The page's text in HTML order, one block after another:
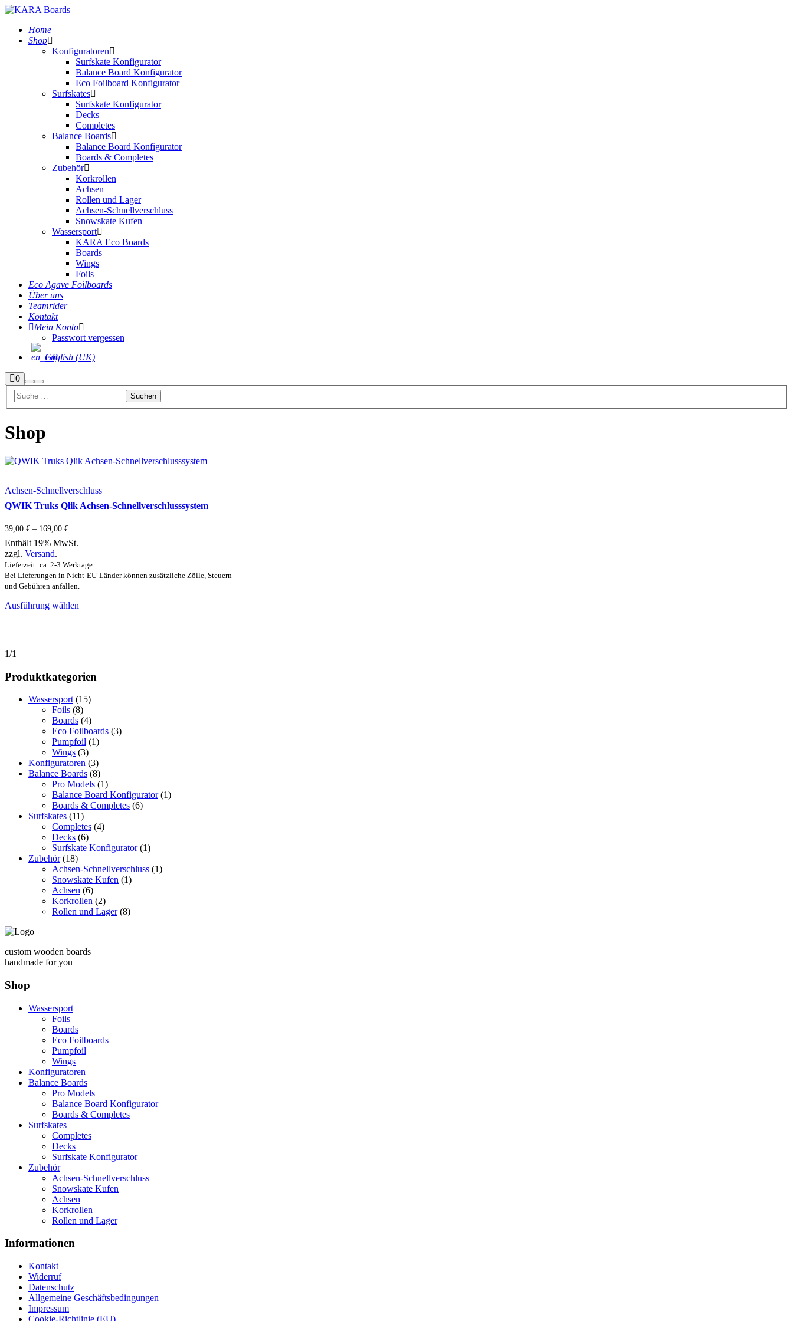
Home
Shop
Konfiguratoren
Surfskate Konfigurator
Balance Board Konfigurator
Eco Foilboard Konfigurator
Surfskates
Surfskate Konfigurator
Decks
Completes
Balance Boards
Balance Board Konfigurator
Boards & Completes
Zubehör
Korkrollen
Achsen
Rollen und Lager
Achsen-Schnellverschluss
Snowskate Kufen
Wassersport
KARA Eco Boards
Boards
Wings
Foils
Eco Agave Foilboards
Über uns
Teamrider
Kontakt
Mein Konto
Passwort vergessen
English (UK)
0Seitenleiste
ShopSuchen
Hauptmenü
Shop
Achsen-Schnellverschluss
QWIK Truks Qlik Achsen-Schnellverschlusssystem
39,00 € – 169,00 €Preisspanne:
39,00 €
bis
Enthält 19% MwSt.
zzgl. Versand.
Lieferzeit: ca. 2-3 Werktage
Bei Lieferungen in Nicht-EU-Länder können zusätzliche Zölle, Steuern
und Gebühren anfallen.
Ausführung wählenProdukt
können
der
Produktseite
gewählt
werden
1/1
Produktkategorien
Wassersport (15)
Foils (8)
Boards (4)
Eco Foilboards (3)
Pumpfoil (1)
Wings (3)
Konfiguratoren (3)
Balance Boards (8)
Pro Models (1)
Balance Board Konfigurator (1)
Boards & Completes (6)
Surfskates (11)
Completes (4)
Decks (6)
Surfskate Konfigurator (1)
Zubehör (18)
Achsen-Schnellverschluss (1)
Snowskate Kufen (1)
Achsen (6)
Korkrollen (2)
Rollen und Lager (8)
custom wooden boards
handmade for you
Shop
Wassersport
Foils
Boards
Eco Foilboards
Pumpfoil
Wings
Konfiguratoren
Balance Boards
Pro Models
Balance Board Konfigurator
Boards & Completes
Surfskates
Completes
Decks
Surfskate Konfigurator
Zubehör
Achsen-Schnellverschluss
Snowskate Kufen
Achsen
Korkrollen
Rollen und Lager
Informationen
Kontakt
Widerruf
Datenschutz
Allgemeine Geschäftsbedingungen
Impressum